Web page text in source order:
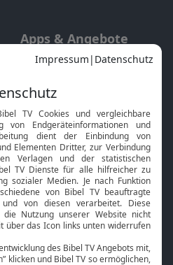
Apps & Angebote
Mobile App
Smart TV
HbbTV
Bibelthek Online-Bibel
Nächster Gottesdienst
Service
Kontakt